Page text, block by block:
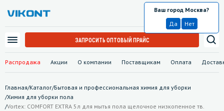
Распродажа Акции О компании Поставщикам Оплата
Москва
Ваш город Москва?
Да
Нет
ЗАПРОСИТЬ ОПТОВЫЙ ПРАЙС
Главная/Каталог/Бытовая и профессиональная химия для уборки
/Химия для уборки пола
/Vortex: COMFORT EXTRA 5л для мытья пола щелочное низкопенное тв.